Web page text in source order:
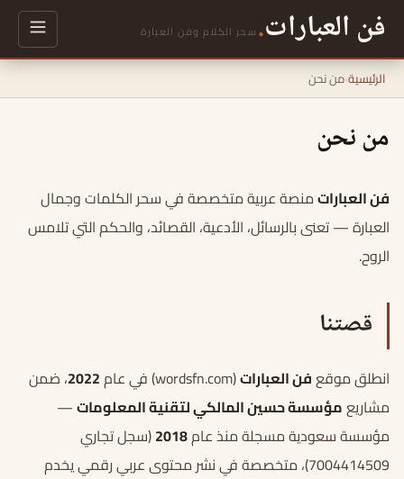
فن العبارات. سحر الكلام وفن العبارة
الرئيسية›من نحن
من نحن
فن العباراتمنصة عربية متخصصة في سحر الكلمات وجمال
العبارة — تعنى بالرسائل، الأدعية، القصائد، والحكم التي تلامس
الروح.
قصتنا
انطلق موقعفن العبارات(wordsfn.com) في عام 2022، ضمن
مشاريعمؤسسة حسين المالكي لتقنية المعلومات—
مؤسسة سعودية مسجلة منذ عام2018(سجل تجاري
7004414509)، متخصصة في نشر محتوى عربي رقمي يخدم